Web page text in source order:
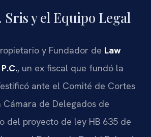
Sris y el Equipo Legal
y Fundador de Law
, un ex fiscal que fundó la
ante el Comité de Cortes
de Delegados de
del proyecto de ley HB 635 de